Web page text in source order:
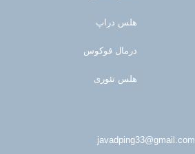
هلس دراپ
درمال فوکوس
هلس تئوری
javadping33@gmail.com